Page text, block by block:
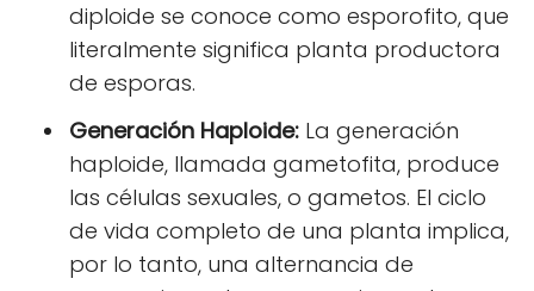
diploide se conoce como esporofito, que
literalmente significa planta productora
de esporas.
Generación Haploide: La generación
haploide, llamada gametofita, produce
las células sexuales, o gametos. El ciclo
de vida completo de una planta implica,
por lo tanto, una alternancia de